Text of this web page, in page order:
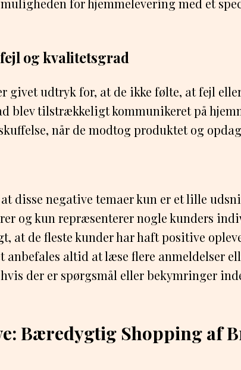
for hjemmelevering med et
og kvalitetsgrad
givet udtryk for, at de ikke følte, at fejl
blev tilstrækkeligt kommunikeret på
når de modtog produktet og
disse negative temaer kun er et lille
og kun repræsenterer nogle kunders
at de fleste kunder har haft positive
anbefales altid at læse flere anmeldelser
der er spørgsmål eller bekymringer
Bæredygtig Shopping af